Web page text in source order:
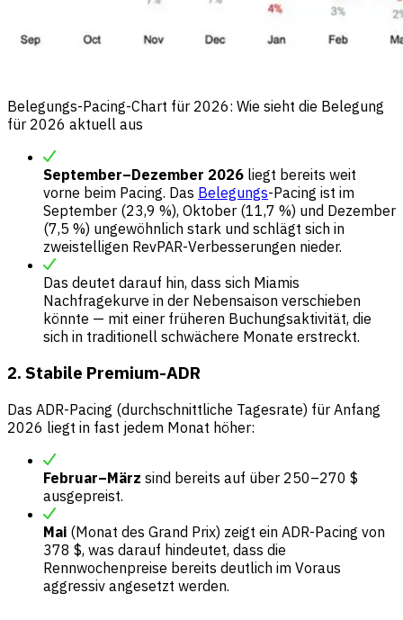
Belegungs-Pacing-Chart für 2026: Wie sieht die Belegung
für 2026 aktuell aus
September–Dezember 2026 liegt bereits weit
vorne beim Pacing. Das Belegungs-Pacing ist im
September (23,9 %), Oktober (11,7 %) und Dezember
(7,5 %) ungewöhnlich stark und schlägt sich in
zweistelligen RevPAR-Verbesserungen nieder.
Das deutet darauf hin, dass sich Miamis
Nachfragekurve in der Nebensaison verschieben
könnte — mit einer früheren Buchungsaktivität, die
sich in traditionell schwächere Monate erstreckt.
2. Stabile Premium-ADR
Das ADR-Pacing (durchschnittliche Tagesrate) für Anfang
2026 liegt in fast jedem Monat höher:
Februar–März sind bereits auf über 250–270 $
ausgepreist.
Mai (Monat des Grand Prix) zeigt ein ADR-Pacing von
378 $, was darauf hindeutet, dass die
Rennwochenpreise bereits deutlich im Voraus
aggressiv angesetzt werden.